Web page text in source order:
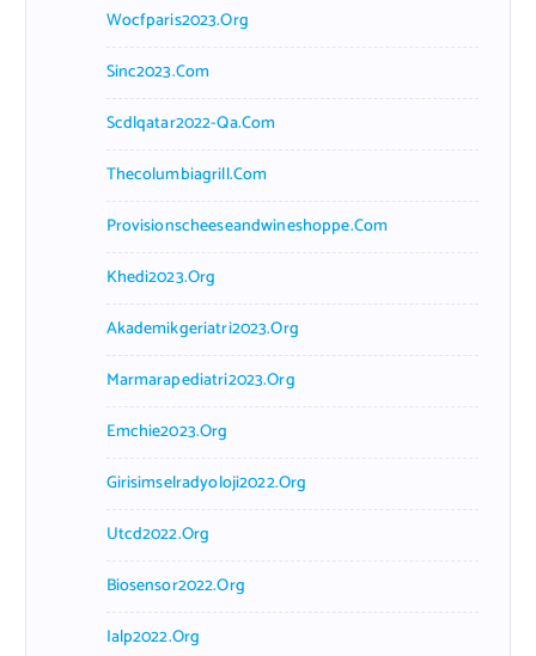
Wocfparis2023.org
Sinc2023.com
Scdlqatar2022-Qa.com
Thecolumbiagrill.com
Provisionscheeseandwineshoppe.com
Khedi2023.org
Akademikgeriatri2023.org
Marmarapediatri2023.org
Emchie2023.org
Girisimselradyoloji2022.org
Utcd2022.org
Biosensor2022.org
Ialp2022.org